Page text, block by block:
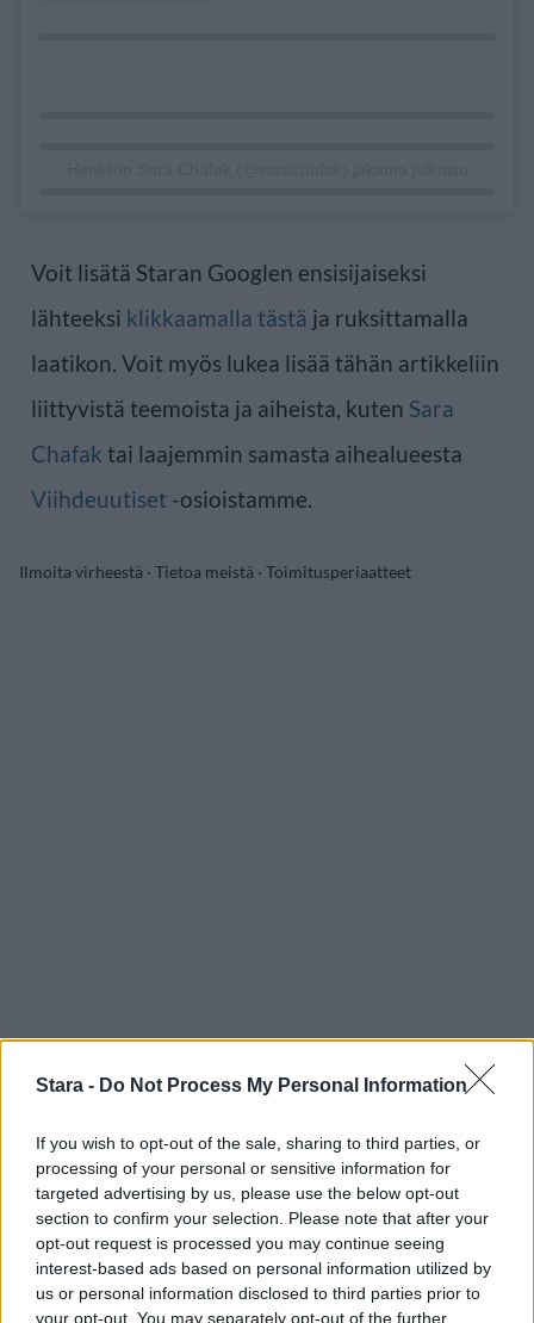
Stara - Do Not Process My Personal Information
If you wish to opt-out of the sale, sharing to third parties, or
processing of your personal or sensitive information for
targeted advertising by us, please use the below opt-out
section to confirm your selection. Please note that after your
opt-out request is processed you may continue seeing
interest-based ads based on personal information utilized by
us or personal information disclosed to third parties prior to
your opt-out. You may separately opt-out of the further
Voit lisätä Staran Googlen ensisijaiseksi
lähteeksi klikkaamalla tästä ja ruksittamalla
laatikon. Voit myös lukea lisää tähän artikkeliin
liittyvistä teemoista ja aiheista, kuten Sara
Chafak tai laajemmin samasta aihealueesta
Viihdeuutiset -osioistamme.
Ilmoita virheestä · Tietoa meistä · Toimitusperiaatteet